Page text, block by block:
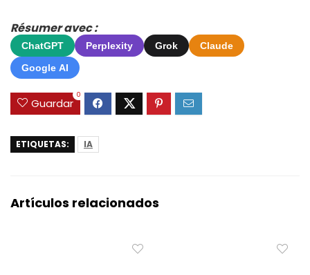
Résumer avec :
ChatGPT Perplexity Grok
Claude
Google AI
Guardar
0
ETIQUETAS: IA
Artículos relacionados